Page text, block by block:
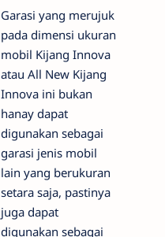
Garasi yang merujuk
pada dimensi ukuran
mobil Kijang Innova
atau All New Kijang
Innova ini bukan
hanay dapat
digunakan sebagai
garasi jenis mobil
lain yang berukuran
setara saja, pastinya
juga dapat
digunakan sebagai